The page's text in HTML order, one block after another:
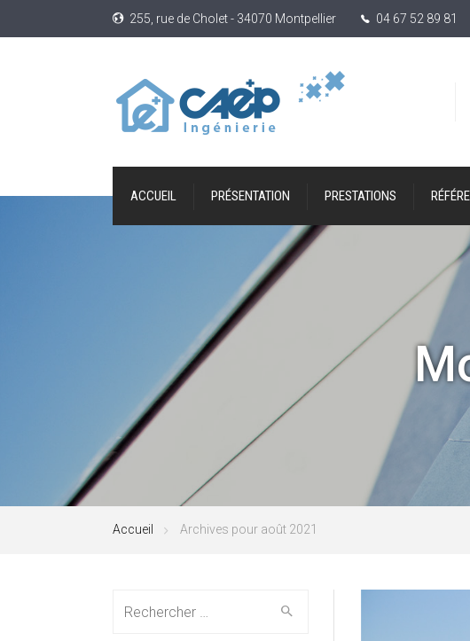
255, rue de Cholet - 34070 Montpellier 04 67 52 89 81
ACCUEIL PRÉSENTATION PRESTATIONS
Accueil Archives pour août 2021